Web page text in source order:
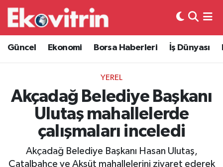
Güncel Ekonomi Borsa Haberleri İş Dünyası
YEREL
Akçadağ Belediye Başkanı
Ulutaş mahallelerde
çalışmaları inceledi
Akçadağ Belediye Başkanı Hasan Ulutaş,
Çatalbahçe ve Aksüt mahallelerini ziyaret ederek
Güncel
Ekonomi
Borsa Haberleri
İş Dünyası
Lojistik
Otovitrin
Hava Durumu
Trafik Durumu
Süper Lig Puan Durumu ve Fikstür
Tüm Manşetler
Son Dakika Haberleri
Haber Arşivi